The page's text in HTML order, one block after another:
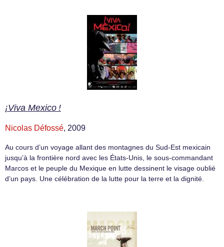
¡Viva Mexico !
Nicolas Défossé, 2009
Au cours d’un voyage allant des montagnes du Sud-Est mexicain
jusqu’à la frontière nord avec les États-Unis, le sous-commandant
Marcos et le peuple du Mexique en lutte dessinent le visage oublié
d’un pays. Une célébration de la lutte pour la terre et la dignité.